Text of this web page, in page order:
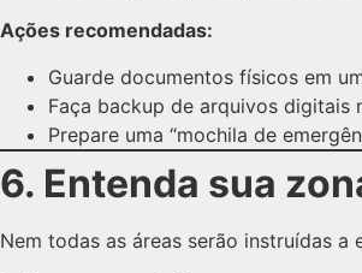
Ações recomendadas:
Guarde documentos físicos em
Faça backup de arquivos digitais
Prepare uma “mochila de
6. Entenda sua
Nem todas as áreas serão instruídas a